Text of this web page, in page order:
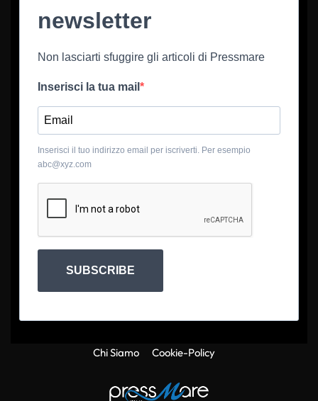
newsletter
Non lasciarti sfuggire gli articoli di Pressmare
Inserisci la tua mail
Inserisci il tuo indirizzo email per iscriverti. Per esempio
abc@xyz.com
SUBSCRIBE
Chi Siamo Cookie-Policy